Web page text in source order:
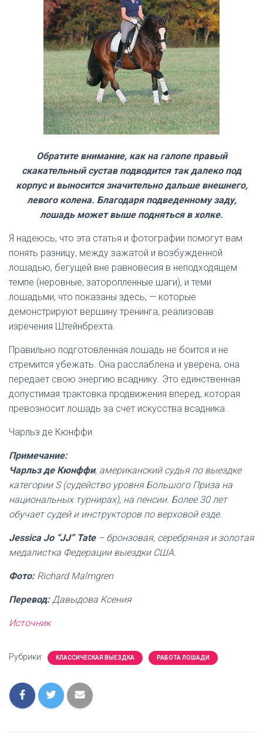
Обратите внимание, как на галопе правый
скакательный сустав подводится так далеко под
корпус и выносится значительно дальше внешнего,
левого колена. Благодаря подведенному заду,
лошадь может выше подняться в холке.
Я надеюсь, что эта статья и фотографии помогут вам
понять разницу, между зажатой и возбужденной
лошадью, бегущей вне равновесия в неподходящем
темпе (неровные, заторопленные шаги), и теми
лошадьми, что показаны здесь, — которые
демонстрируют вершину тренинга, реализовав
изречения Штейнбрехта.
Правильно подготовленная лошадь не боится и не
стремится убежать. Она расслаблена и уверена, она
передает свою энергию всаднику. Это единственная
допустимая трактовка продвижения вперед, которая
превозносит лошадь за счет искусства всадника.
Чарльз де Кюнффи
Примечание:
Чарльз де Кюнффи, американский судья по выездке
категории S (судейство уровня Большого Приза на
национальных турнирах), на пенсии. Более 30 лет
обучает судей и инструкторов по верховой езде.
Jessica Jo “JJ” Tate– бронзовая, серебряная и золотая
медалистка Федерации выездки США.
Фото:Richard Malmgren
Перевод:Давыдова Ксения
Источник
Рубрики: КЛАССИЧЕСКАЯ ВЫЕЗДКА РАБОТА ЛОШАДИ